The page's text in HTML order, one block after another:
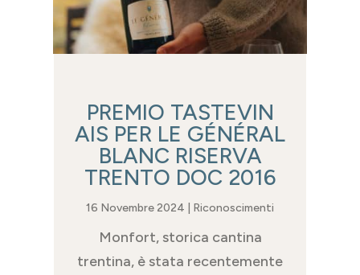
PREMIO TASTEVIN
AIS PER LE GÉNÉRAL
BLANC RISERVA
TRENTO DOC 2016
16 Novembre 2024 Riconoscimenti
Monfort, storica cantina
trentina, è stata recentemente